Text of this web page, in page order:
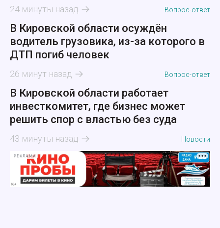
24 минуты назад Вопрос-ответ
В Кировской области осуждён
водитель грузовика, из-за которого в
ДТП погиб человек
26 минут назад Вопрос-ответ
В Кировской области работает
инвесткомитет, где бизнес может
решить спор с властью без суда
43 минуты назад Новости
РЕКЛАМА